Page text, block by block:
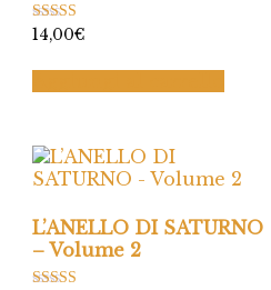
Valutato
5.00
14,00€
L’ANELLO DI SATURNO
– Volume 2